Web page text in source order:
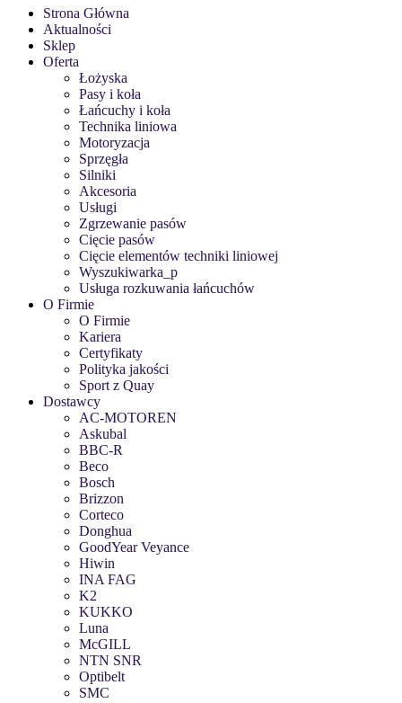
Strona Główna
Aktualności
Sklep
Oferta
Łożyska
Pasy i koła
Łańcuchy i koła
Technika liniowa
Motoryzacja
Sprzęgła
Silniki
Akcesoria
Usługi
Zgrzewanie pasów
Cięcie pasów
Cięcie elementów techniki liniowej
Wyszukiwarka_p
Usługa rozkuwania łańcuchów
O Firmie
O Firmie
Kariera
Certyfikaty
Polityka jakości
Sport z Quay
Dostawcy
AC-MOTOREN
Askubal
BBC-R
Beco
Bosch
Brizzon
Corteco
Donghua
GoodYear Veyance
Hiwin
INA FAG
K2
KUKKO
Luna
McGILL
NTN SNR
Optibelt
SMC